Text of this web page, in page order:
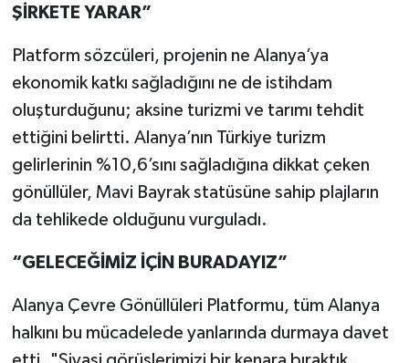
ŞİRKETE YARAR”
Platform sözcüleri, projenin ne Alanya’ya
ekonomik katkı sağladığını ne de istihdam
oluşturduğunu; aksine turizmi ve tarımı tehdit
ettiğini belirtti. Alanya’nın Türkiye turizm
gelirlerinin %10,6’sını sağladığına dikkat çeken
gönüllüler, Mavi Bayrak statüsüne sahip plajların
da tehlikede olduğunu vurguladı.
“GELECEĞİMİZ İÇİN BURADAYIZ”
Alanya Çevre Gönüllüleri Platformu, tüm Alanya
halkını bu mücadelede yanlarında durmaya davet